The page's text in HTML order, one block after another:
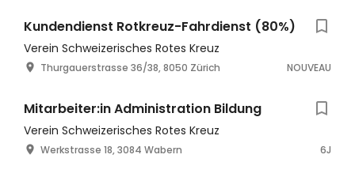
Kundendienst Rotkreuz-Fahrdienst (80%)
Verein Schweizerisches Rotes Kreuz
Thurgauerstrasse 36/38, 8050 Zürich NOUVEAU
Mitarbeiter:in Administration Bildung
Verein Schweizerisches Rotes Kreuz
Werkstrasse 18, 3084 Wabern 6J